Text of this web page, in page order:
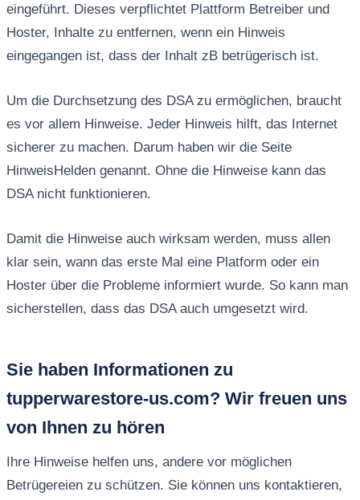
eingeführt. Dieses verpflichtet Plattform Betreiber und
Hoster, Inhalte zu entfernen, wenn ein Hinweis
eingegangen ist, dass der Inhalt zB betrügerisch ist.
Um die Durchsetzung des DSA zu ermöglichen, braucht
es vor allem Hinweise. Jeder Hinweis hilft, das Internet
sicherer zu machen. Darum haben wir die Seite
HinweisHelden genannt. Ohne die Hinweise kann das
DSA nicht funktionieren.
Damit die Hinweise auch wirksam werden, muss allen
klar sein, wann das erste Mal eine Platform oder ein
Hoster über die Probleme informiert wurde. So kann man
sicherstellen, dass das DSA auch umgesetzt wird.
Sie haben Informationen zu
tupperwarestore-us.com? Wir freuen uns
von Ihnen zu hören
Ihre Hinweise helfen uns, andere vor möglichen
Betrügereien zu schützen. Sie können uns kontaktieren,